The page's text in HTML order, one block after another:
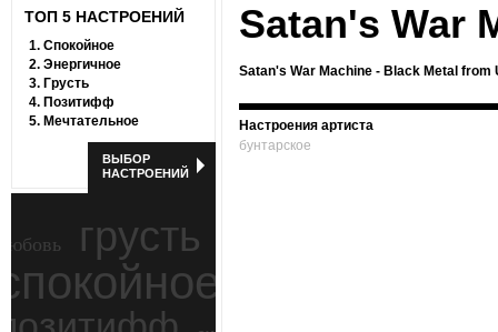
ТОП 5 НАСТРОЕНИЙ
1. Спокойное
2. Энергичное
3. Грусть
4. Позитифф
5. Мечтательное
ВЫБОР
НАСТРОЕНИЙ
грусть
Satan's War
Satan's War Machine - Black Metal from
Настроения артиста
бунтарское